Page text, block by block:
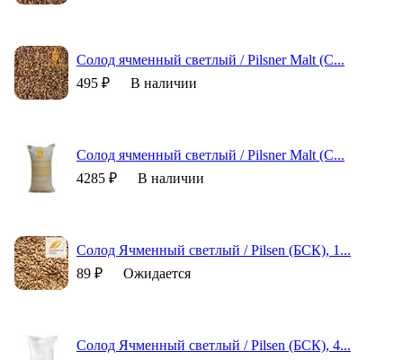
Cолод ячменный светлый / Pilsner Malt (С...
495 ₽
В наличии
Cолод ячменный светлый / Pilsner Malt (С...
4285 ₽
В наличии
Солод Ячменный светлый / Pilsen (БСК), 1...
89 ₽
Ожидается
Солод Ячменный светлый / Pilsen (БСК), 4...